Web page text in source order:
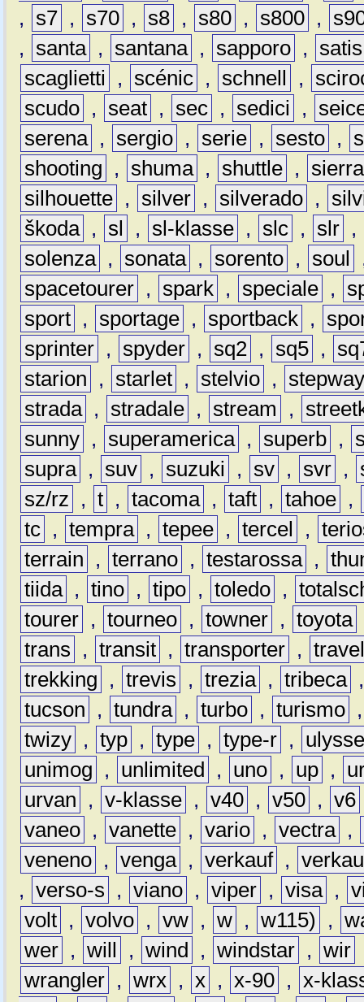
,
s7 , s70 , s8 , s80 , s800 ,
,
santa , santana , sapporo ,
satis
scaglietti
, scénic , schnell ,
scudo , seat , sec , sedici ,
serena , sergio , serie , sesto ,
shooting
, shuma , shuttle ,
sierra
silhouette , silver , silverado ,
škoda , sl , sl-klasse , slc , slr ,
solenza , sonata , sorento , soul
spacetourer , spark , speciale ,
sport , sportage , sportback ,
sprinter , spyder , sq2 , sq5 ,
starion
, starlet , stelvio ,
strada , stradale , stream ,
sunny , superamerica , superb ,
supra , suv , suzuki , sv , svr ,
sz/rz
, t , tacoma , taft , tahoe ,
tc , tempra , tepee , tercel ,
terrain
, terrano , testarossa ,
tiida , tino , tipo , toledo ,
tourer , tourneo , towner , toyota
trans
, transit , transporter ,
trekking
, trevis , trezia , tribeca
tucson
, tundra , turbo , turismo
twizy , typ , type , type-r ,
unimog
, unlimited , uno , up ,
urvan
, v-klasse , v40 , v50 , v6
vaneo , vanette , vario , vectra ,
veneno , venga , verkauf ,
, verso-s , viano , viper , visa ,
volt , volvo , vw , w , w115) ,
wer , will , wind , windstar , wir
wrangler , wrx , x , x-90 , x-